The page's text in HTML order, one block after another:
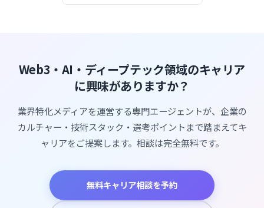
Web3・AI・ディープテック領域のキャリア
に興味がありますか？
業界特化メディアを運営する専門エージェントが、企業の
カルチャー・技術スタック・選考ポイントまで踏まえてキ
ャリアをご提案します。相談は完全無料です。
無料キャリア相談を予約